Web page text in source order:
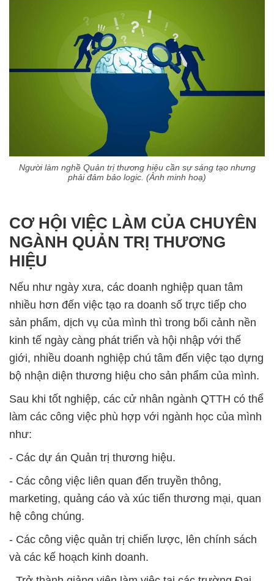
Người làm nghề Quản trị thương hiệu cần sự sáng tạo nhưng
phải đảm bảo logic. (Ảnh minh hoạ)
CƠ HỘI VIỆC LÀM CỦA CHUYÊN
NGÀNH QUẢN TRỊ THƯƠNG
HIỆU
Nếu như ngày xưa, các doanh nghiệp quan tâm
nhiều hơn đến việc tạo ra doanh số trực tiếp cho
sản phẩm, dịch vụ của mình thì trong bối cảnh nền
kinh tế ngày càng phát triển và hội nhập với thế
giới, nhiều doanh nghiệp chú tâm đến việc tạo dựng
bộ nhận diện thương hiệu cho sản phẩm của mình.
Sau khi tốt nghiệp, các cử nhân ngành QTTH có thể
làm các công việc phù hợp với ngành học của mình
như:
- Các dự án Quản trị thương hiệu.
- Các công việc liên quan đến truyền thông,
marketing, quảng cáo và xúc tiến thương mại, quan
hệ công chúng.
- Các công việc quản trị chiến lược, lên chính sách
và các kế hoạch kinh doanh.